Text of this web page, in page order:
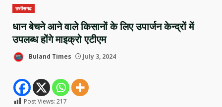
छत्तीसगढ
धान बेचने आने वाले किसानों के लिए उपार्जन केन्द्रों में
उपलब्ध होंगे माइक्रो एटीएम
Buland Times July 3, 2024
Post Views: 217